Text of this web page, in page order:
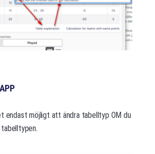
endast möjligt att ändra tabelltyp OM du